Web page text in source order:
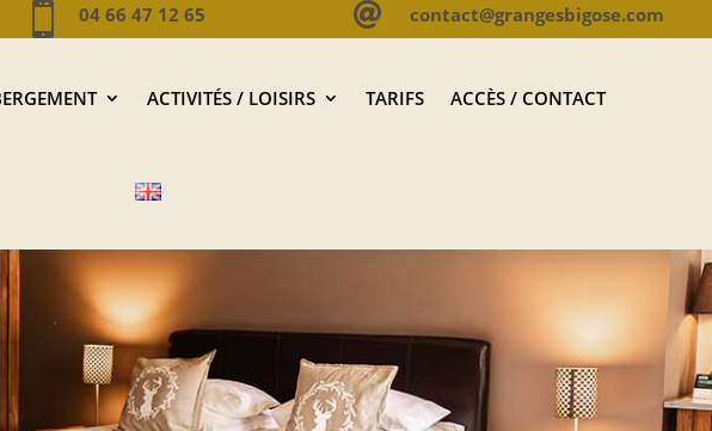
 04 66 47 12 65  contact@grangesbigose.com
ACTIVITÉS / LOISIRS TARIFS ACCÈS / CONTACT